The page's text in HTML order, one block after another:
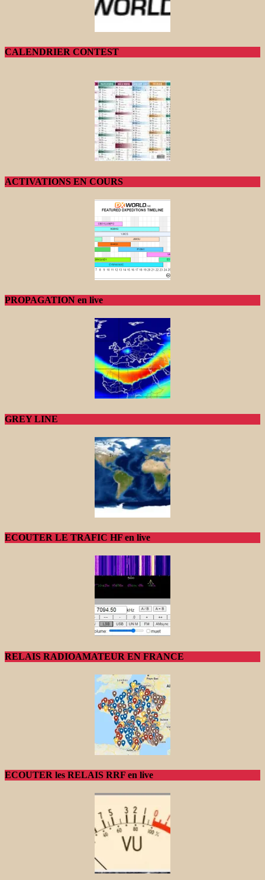
CALENDRIER CONTEST
ACTIVATIONS EN COURS
PROPAGATION en live
GREY LINE
ECOUTER LE TRAFIC HF en live
RELAIS RADIOAMATEUR EN FRANCE
ECOUTER les RELAIS RRF en live